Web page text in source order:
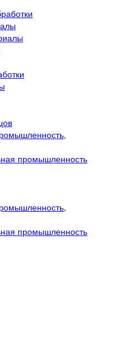
промышленность
промышленность